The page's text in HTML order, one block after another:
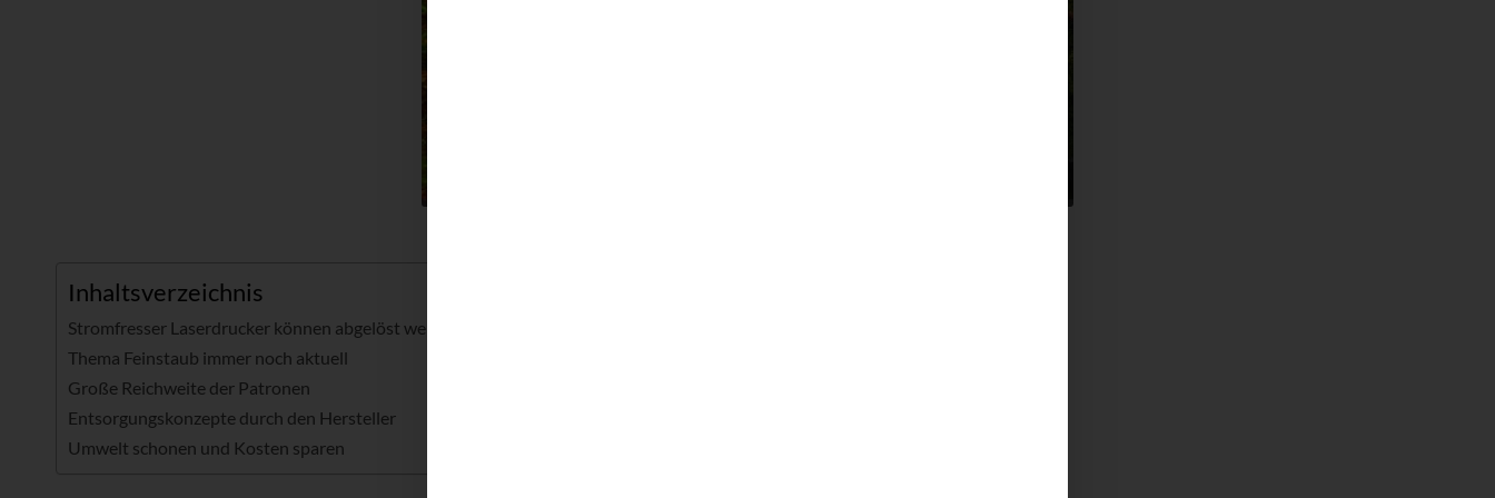
Inhaltsverzeichnis
Stromfresser Laserdrucker können abgelöst werden
Thema Feinstaub immer noch aktuell
Große Reichweite der Patronen
Entsorgungskonzepte durch den Hersteller
Umwelt schonen und Kosten sparen